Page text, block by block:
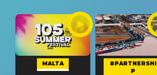
MALTA
#PARTNERSHI
P